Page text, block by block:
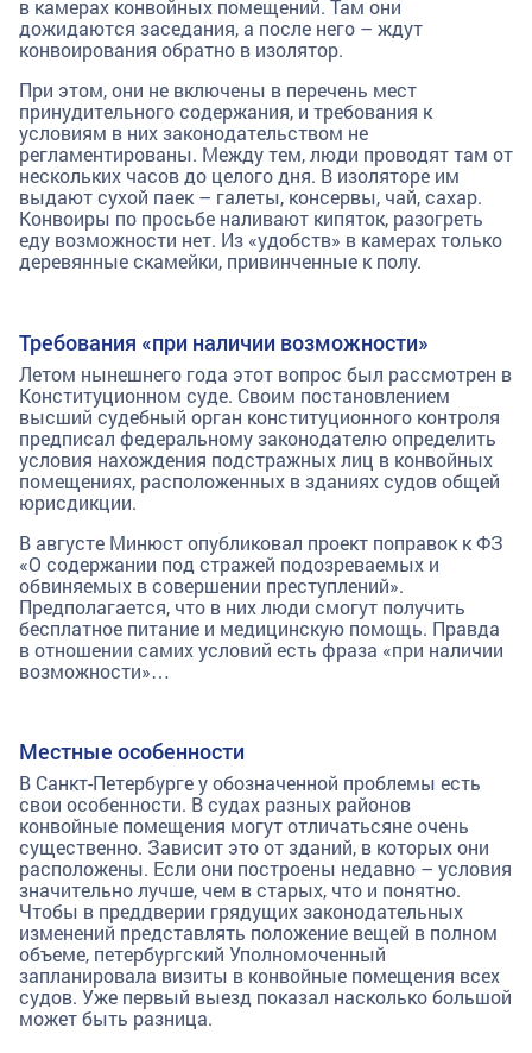
в камерах конвойных помещений. Там они
дожидаются заседания, а после него – ждут
конвоирования обратно в изолятор.
При этом, они не включены в перечень мест
принудительного содержания, и требования к
условиям в них законодательством не
регламентированы. Между тем, люди проводят там от
нескольких часов до целого дня. В изоляторе им
выдают сухой паек – галеты, консервы, чай, сахар.
Конвоиры по просьбе наливают кипяток, разогреть
еду возможности нет. Из «удобств» в камерах только
деревянные скамейки, привинченные к полу.
Требования «при наличии возможности»
Летом нынешнего года этот вопрос был рассмотрен в
Конституционном суде. Своим постановлением
высший судебный орган конституционного контроля
предписал федеральному законодателю определить
условия нахождения подстражных лиц в конвойных
помещениях, расположенных в зданиях судов общей
юрисдикции.
В августе Минюст опубликовал проект поправок к ФЗ
«О содержании под стражей подозреваемых и
обвиняемых в совершении преступлений».
Предполагается, что в них люди смогут получить
бесплатное питание и медицинскую помощь. Правда
в отношении самих условий есть фраза «при наличии
возможности»…
Местные особенности
В Санкт-Петербурге у обозначенной проблемы есть
свои особенности. В судах разных районов
конвойные помещения могут отличатьсяне очень
существенно. Зависит это от зданий, в которых они
расположены. Если они построены недавно – условия
значительно лучше, чем в старых, что и понятно.
Чтобы в преддверии грядущих законодательных
изменений представлять положение вещей в полном
объеме, петербургский Уполномоченный
запланировала визиты в конвойные помещения всех
судов. Уже первый выезд показал насколько большой
может быть разница.